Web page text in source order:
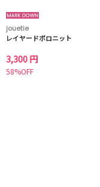
jouetie
レイヤードポロニット
3,300 円
58%OFF